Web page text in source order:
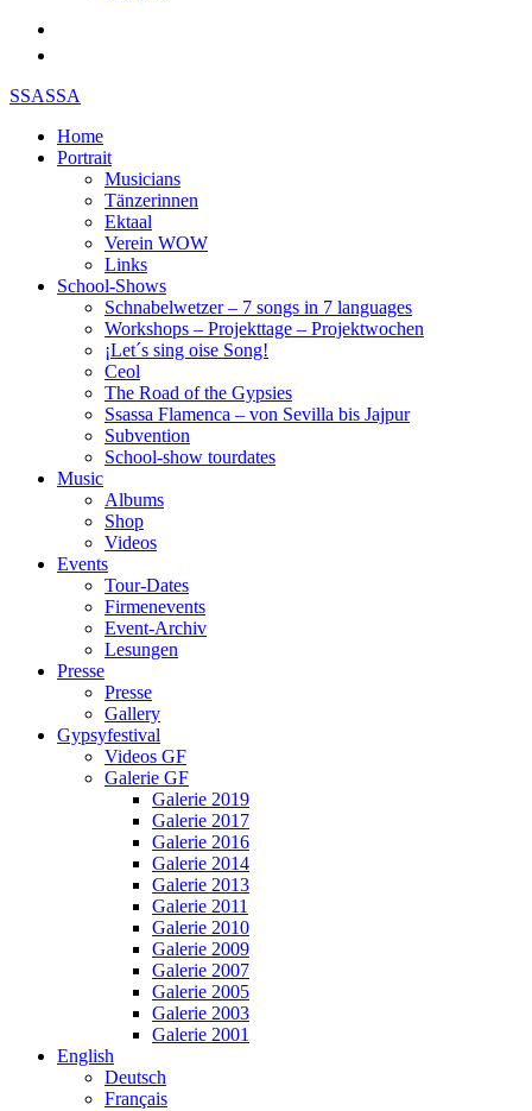
SSASSA
Home
Portrait
Musicians
Tänzerinnen
Ektaal
Verein WOW
Links
School-Shows
Schnabelwetzer – 7 songs in 7 languages
Workshops – Projekttage – Projektwochen
¡Let´s sing oise Song!
Ceol
The Road of the Gypsies
Ssassa Flamenca – von Sevilla bis Jajpur
Subvention
School-show tourdates
Music
Albums
Shop
Videos
Events
Tour-Dates
Firmenevents
Event-Archiv
Lesungen
Presse
Presse
Gallery
Gypsyfestival
Videos GF
Galerie GF
Galerie 2019
Galerie 2017
Galerie 2016
Galerie 2014
Galerie 2013
Galerie 2011
Galerie 2010
Galerie 2009
Galerie 2007
Galerie 2005
Galerie 2003
Galerie 2001
English
Deutsch
Français